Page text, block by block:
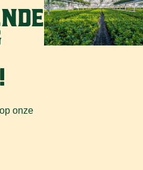
onze